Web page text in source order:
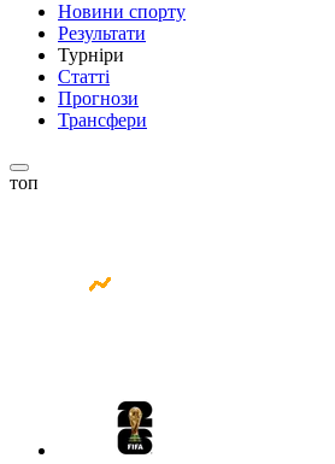
Новини спорту
Результати
Турніри
Статті
Прогнози
Трансфери
топ